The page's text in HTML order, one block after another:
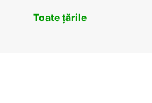
Toate țările